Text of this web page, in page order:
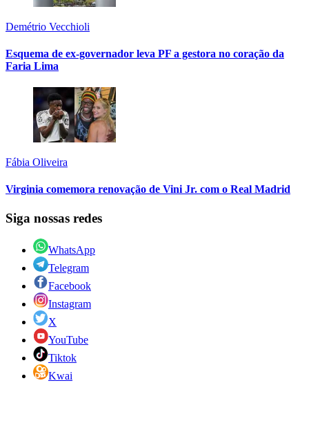
Demétrio Vecchioli
Esquema de ex-governador leva PF a gestora no coração da
Faria Lima
Fábia Oliveira
Virginia comemora renovação de Vini Jr. com o Real Madrid
Siga nossas redes
WhatsApp
Telegram
Facebook
Instagram
X
YouTube
Tiktok
Kwai